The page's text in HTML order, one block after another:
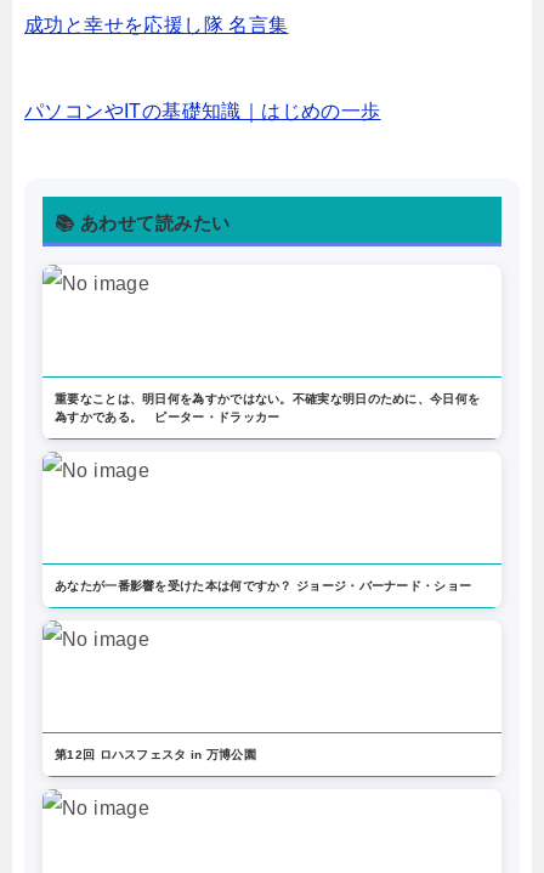
成功と幸せを応援し隊 名言集
パソコンやITの基礎知識｜はじめの一歩
📚 あわせて読みたい
重要なことは、明日何を為すかではない。不確実な明日のために、今日何を
為すかである。 ピーター・ドラッカー
あなたが一番影響を受けた本は何ですか？ ジョージ・バーナード・ショー
第12回 ロハスフェスタ in 万博公園